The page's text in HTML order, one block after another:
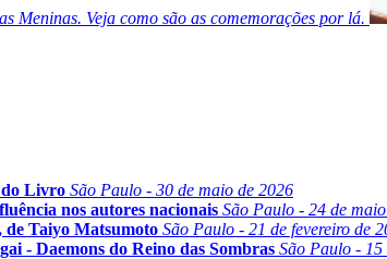
Meninas. Veja como são as comemorações por lá.
Livro São Paulo - 30 de maio de 2026
nos autores nacionais São Paulo - 24 de
de Taiyo Matsumoto São Paulo - 21 de fevereiro de
- Daemons do Reino das Sombras São Paulo - 15